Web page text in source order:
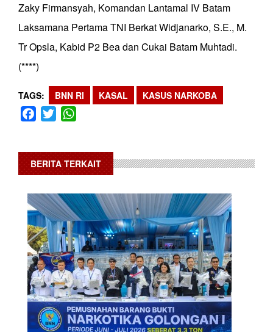
Zaky Firmansyah, Komandan Lantamal IV Batam
Laksamana Pertama TNI Berkat Widjanarko, S.E., M.
Tr Opsla, Kabid P2 Bea dan Cukai Batam Muhtadi.
(****)
TAGS BNN RI KASAL KASUS NARKOBA
Facebook
Twitter
BERITA TERKAIT